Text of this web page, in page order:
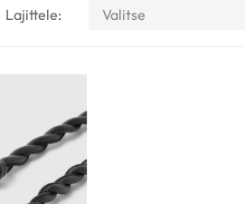
Lajittele: Valitse